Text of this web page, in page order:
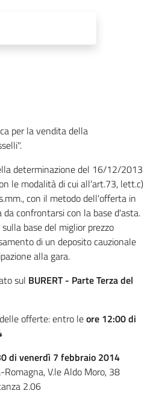
per la vendita della
determinazione del 16/12/2013
le modalità di cui all'art.73, lett.c)
con il metodo dell'offerta in
confrontarsi con la base d'asta.
base del miglior prezzo
di un deposito cauzionale
alla gara.
sul BURERT - Parte Terza del
offerte: entro leore 12:00 di
di venerdì 7 febbraio 2014
V.le Aldo Moro, 38
2.06